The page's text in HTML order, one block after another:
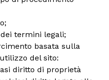
termini legali;
basata sulla
del sito:
diritto di proprietà